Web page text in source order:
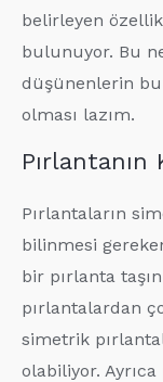
belirleyen
bulunuyor. Bu
düşünenlerin bu
olması lazım.
Pırlantaların
bilinmesi
bir pırlanta
pırlantalardan
simetrik
olabiliyor.